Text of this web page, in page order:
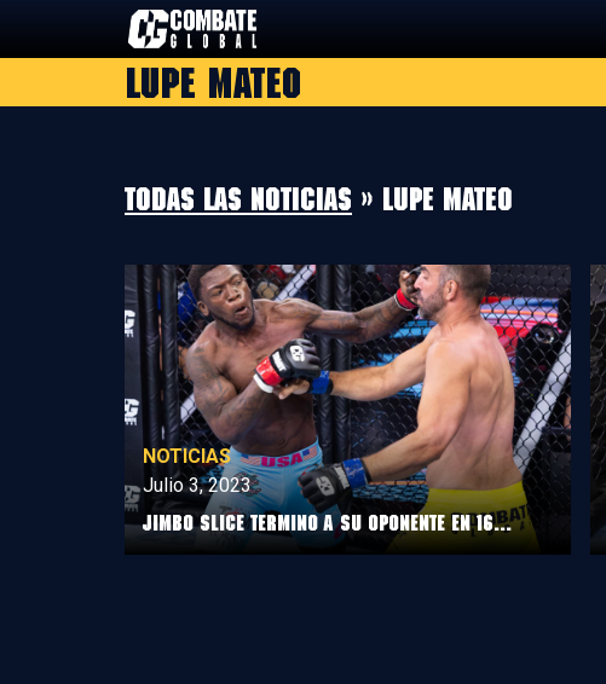
Lupe Mateo
Todas las noticias » Lupe Mateo
NOTICIAS
Julio 3, 2023
Jimbo Slice termino a su oponente en 16...